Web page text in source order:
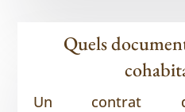
Quels
Un contrat